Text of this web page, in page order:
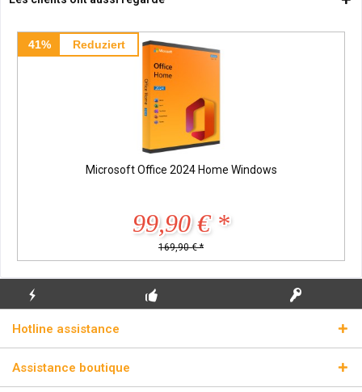
41% Reduziert
Microsoft Office 2024 Home Windows
99,90 € *
169,90 € *
ÉCLAIR
Hotline assistance
Assistance boutique